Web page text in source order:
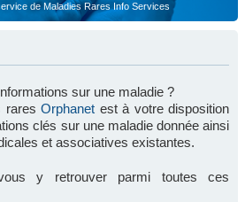
de Maladies Rares Info Services
sur une maladie ?
raresOrphanet est à votre disposition
clés sur une maladie donnée ainsi
et associatives existantes.
y retrouver parmi toutes ces